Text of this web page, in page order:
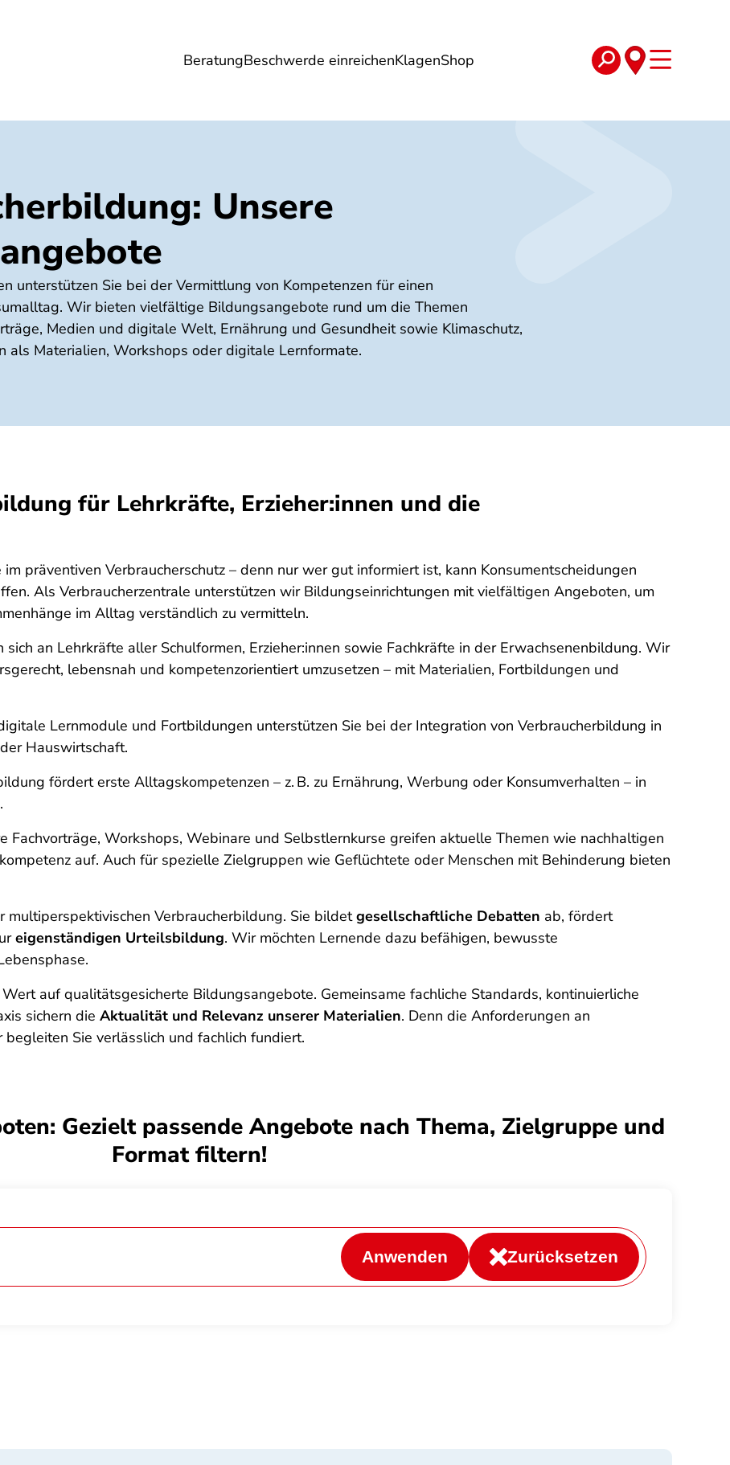
BeratungBeschwerde einreichenKlagenShop
Gesundheit Energie Reise Verträge
Unsere
unterstützen Sie bei der Vermittlung von Kompetenzen für einen
Wir bieten vielfältige Bildungsangebote rund um die Themen
Medien und digitale Welt, Ernährung und Gesundheit sowie Klimaschutz,
als Materialien, Workshops oder digitale Lernformate.
für Lehrkräfte, Erzieher:innen und die
präventiven Verbraucherschutz – denn nur wer gut informiert ist, kann Konsumentscheidungen
Als Verbraucherzentrale unterstützen wir Bildungseinrichtungen mit vielfältigen Angeboten, um
im Alltag verständlich zu vermitteln.
an Lehrkräfte aller Schulformen, Erzieher:innen sowie Fachkräfte in der Erwachsenenbildung. Wir
lebensnah und kompetenzorientiert umzusetzen – mit Materialien, Fortbildungen und
Lernmodule und Fortbildungen unterstützen Sie bei der Integration von Verbraucherbildung in
Hauswirtschaft.
fördert erste Alltagskompetenzen – z. B. zu Ernährung, Werbung oder Konsumverhalten – in
Fachvorträge, Workshops, Webinare und Selbstlernkurse greifen aktuelle Themen wie nachhaltigen
auf. Auch für spezielle Zielgruppen wie Geflüchtete oder Menschen mit Behinderung bieten
Verbraucherbildung. Sie bildetgesellschaftliche Debatten ab, fördert
eigenständigen Urteilsbildung. Wir möchten Lernende dazu befähigen, bewusste
auf qualitätsgesicherte Bildungsangebote. Gemeinsame fachliche Standards, kontinuierliche
sichern die Aktualität und Relevanz unserer Materialien. Denn die Anforderungen an
Sie verlässlich und fachlich fundiert.
Gezielt passende Angebote nach Thema, Zielgruppe und
Format filtern!
Anwenden Zurücksetzen